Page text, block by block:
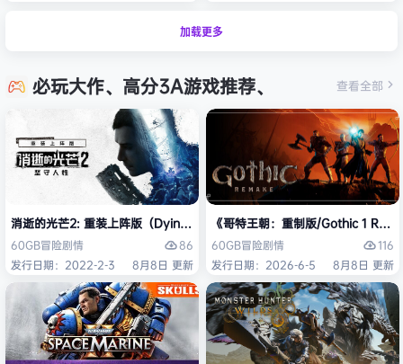
加载更多
必玩大作、高分3A游戏推荐、 查看全部
消逝的光芒2: 重装上阵版（Dying Light 2 Stay Human: Reloaded
60GB冒险剧情
86
发行日期：2022-2-3
8月8日 更新
《哥特王朝：重制版/Gothic 1
60GB冒险剧情
116
发行日期：2026-6-5
8月8日 更新